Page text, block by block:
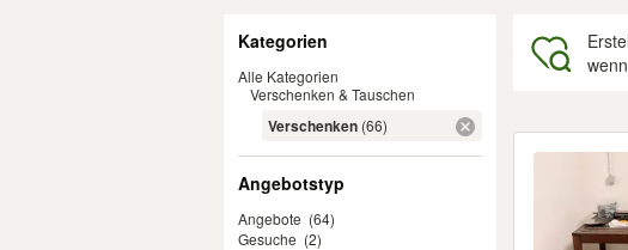
Kategorien
Alle Kategorien
Verschenken & Tauschen
Verschenken (66)
Angebotstyp
Angebote (64)
Gesuche (2)